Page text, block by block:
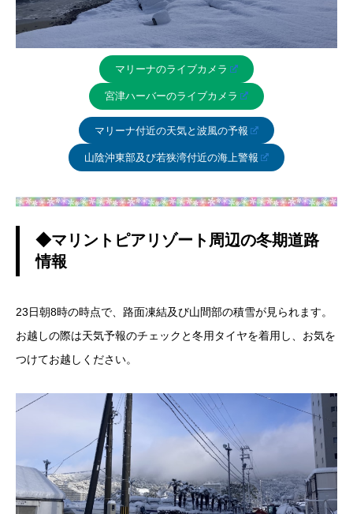
マリーナのライブカメラ
宮津ハーバーのライブカメラ
マリーナ付近の天気と波風の予報
山陰沖東部及び若狭湾付近の海上警報
◆マリントピアリゾート周辺の冬期道路
情報
23日朝8時の時点で、路面凍結及び山間部の積雪が見られます。
お越しの際は天気予報のチェックと冬用タイヤを着用し、お気を
つけてお越しください。